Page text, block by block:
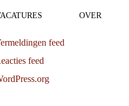
OVER
feed
feed